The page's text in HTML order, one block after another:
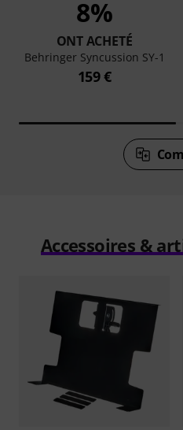
8%
ONT ACHETÉ
Behringer Syncussion SY-1
159 €
Accessoires &